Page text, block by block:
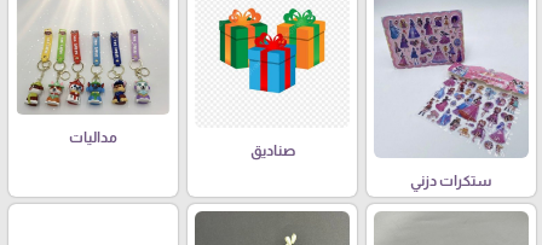
ستكرات دزني
صناديق
مداليات